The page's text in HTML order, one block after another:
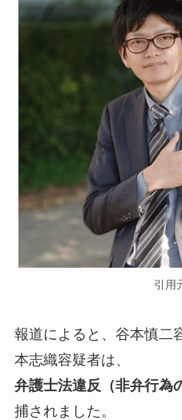
引用
報道によると、谷本慎二
本志織容疑者は、
弁護士法違反（非弁行為
捕されました。